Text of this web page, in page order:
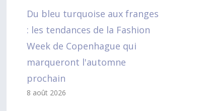
Du bleu turquoise aux franges
: les tendances de la Fashion
Week de Copenhague qui
marqueront l'automne
prochain
8 août 2026